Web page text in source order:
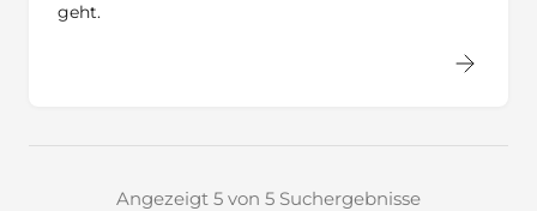
geht.
Angezeigt 5 von 5 Suchergebnisse